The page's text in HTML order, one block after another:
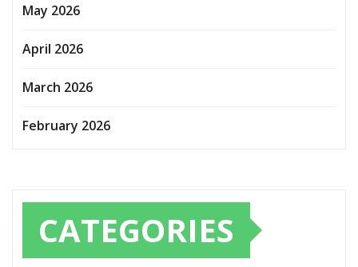
May 2026
April 2026
March 2026
February 2026
CATEGORIES